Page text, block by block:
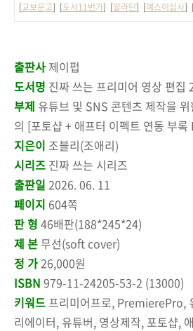
[교보문고] [도서11번가] [알라딘] [예스이십사]
출판사 제이펍
도서명 진짜 쓰는 프리미어 영상 편집
부제 유튜브 및 SNS 콘텐츠 제작을
의 [포토샵 + 애프터 이펙트 연동 부록
지은이 조블리(조애리)
시리즈 진짜 쓰는 시리즈
출판일 2026. 06. 11
페이지 604쪽
판 형 46배판(188*245*24)
제 본 무선(soft cover)
정 가26,000원
ISBN 979-11-24205-53-2 (13000)
키워드 프리미어프로, PremierePro,
리에이터, 유튜버, 영상제작, 포토샵,